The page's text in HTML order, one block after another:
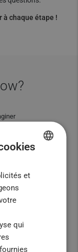
à chaque étape !
pouvez
des articles
FRENCH
et
qui